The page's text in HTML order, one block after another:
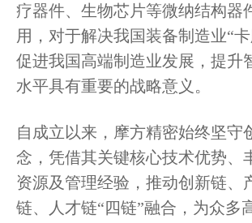
疗器件、生物芯片等微纳结构器
用，对于解决我国装备制造业“卡
促进我国高端制造业发展，提升
水平具有重要的战略意义。
自成立以来，摩方精密始终坚守
念，凭借其关键核心技术优势、
资源及管理经验，推动创新链、
链、人才链“四链”融合，为众多